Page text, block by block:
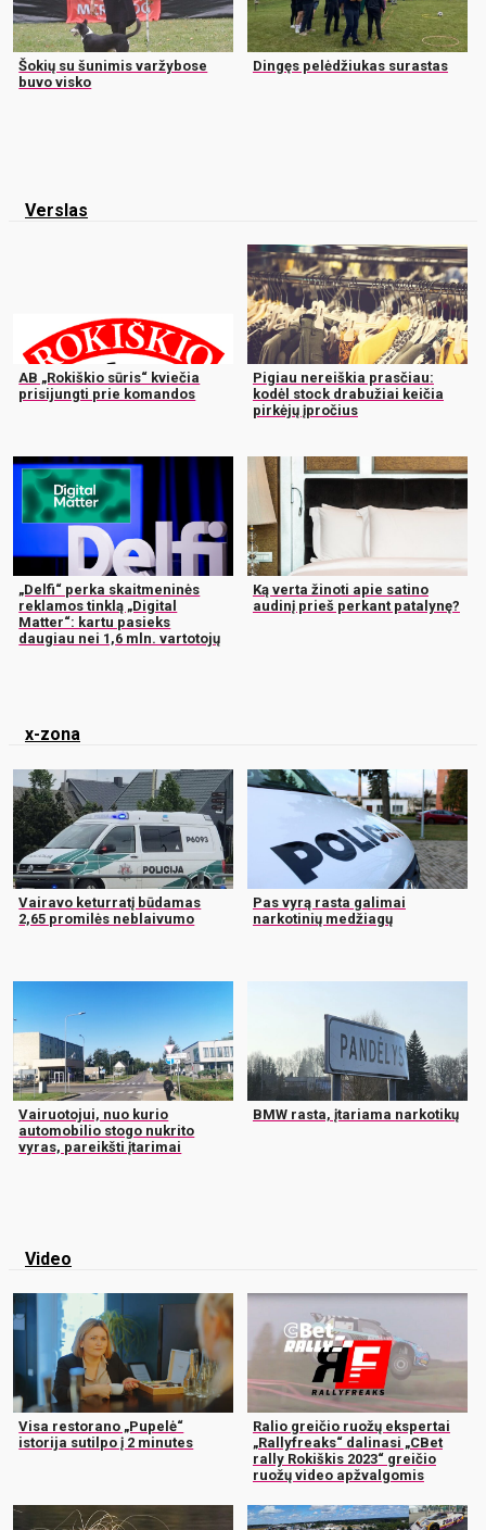
Šokių su šunimis varžybose
buvo visko
Dingęs pelėdžiukas surastas
Verslas
AB „Rokiškio sūris“ kviečia
prisijungti prie komandos
Pigiau nereiškia prasčiau:
kodėl stock drabužiai keičia
pirkėjų įpročius
„Delfi“ perka skaitmeninės
reklamos tinklą „Digital
Matter“: kartu pasieks
daugiau nei 1,6 mln. vartotojų
Ką verta žinoti apie satino
audinį prieš perkant patalynę?
x-zona
Vairavo keturratį būdamas
2,65 promilės neblaivumo
Pas vyrą rasta galimai
narkotinių medžiagų
Vairuotojui, nuo kurio
automobilio stogo nukrito
vyras, pareikšti įtarimai
BMW rasta, įtariama narkotikų
Video
Visa restorano „Pupelė“
istorija sutilpo į 2 minutes
Ralio greičio ruožų ekspertai
„Rallyfreaks“ dalinasi „CBet
rally Rokiškis 2023“ greičio
ruožų video apžvalgomis